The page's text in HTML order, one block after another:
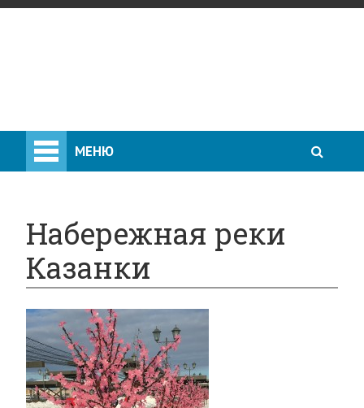
МЕНЮ
Набережная реки
Казанки